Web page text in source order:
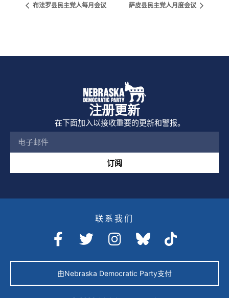
布法罗县民主党人每月会议 萨皮县民主党人月度会议
注册更新
在下面加入以接收重要的更新和警报。
订阅
联系我们
由Nebraska Democratic Party支付